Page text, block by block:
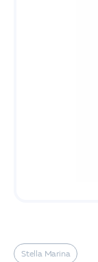
Stella Marina